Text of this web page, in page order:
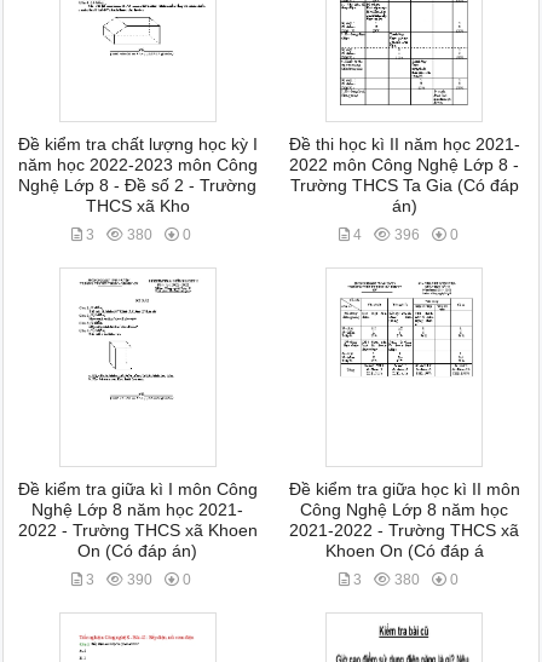
Đề kiểm tra chất lượng học kỳ I
năm học 2022-2023 môn Công
Nghệ Lớp 8 - Đề số 2 - Trường
THCS xã Kho
3 380 0
Đề thi học kì II năm học 2021-
2022 môn Công Nghệ Lớp 8 -
Trường THCS Ta Gia (Có đáp
án)
4 396 0
Đề kiểm tra giữa kì I môn Công
Nghệ Lớp 8 năm học 2021-
2022 - Trường THCS xã Khoen
On (Có đáp án)
3 390 0
Đề kiểm tra giữa học kì II môn
Công Nghệ Lớp 8 năm học
2021-2022 - Trường THCS xã
Khoen On (Có đáp á
3 380 0